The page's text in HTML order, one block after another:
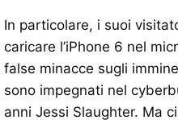
In particolare, i suoi
caricare l’iPhone 6 nel
false minacce sugli
sono impegnati nel
anni Jessi Slaughter. Ma